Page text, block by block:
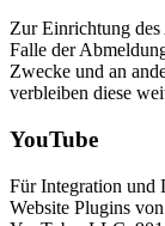
Zur Einrichtung des
Falle der
Zwecke und an
verbleiben diese
YouTube
Für Integration und
Website Plugins